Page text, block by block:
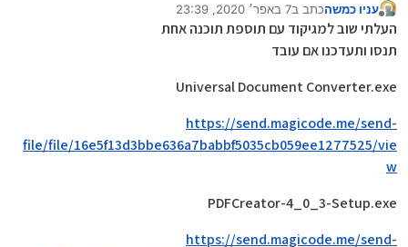
מנותק
עניו כמשהכתב ב7 באפר׳ 2020, 23:39
נערך לאחרונה על ידי
העלתי שוב למגיקוד עם תוספת תוכנה אחת
תנסו ותעדכנו אם עובד
Universal Document Converter.exe
https://send.magicode.me/send-
file/file/16e5f13d3bbe636a7babbf5035cb059ee1277525/vie
w
PDFCreator-4_0_3-Setup.exe
https://send.magicode.me/send-